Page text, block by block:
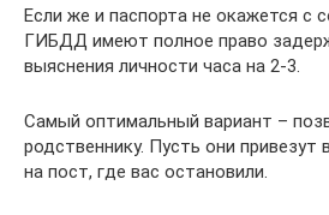
Если же и паспорта не окажется с
ГИБДД имеют полное право
выяснения личности часа на 2-3.
Самый оптимальный вариант –
родственнику. Пусть они привезут
на пост, где вас остановили.